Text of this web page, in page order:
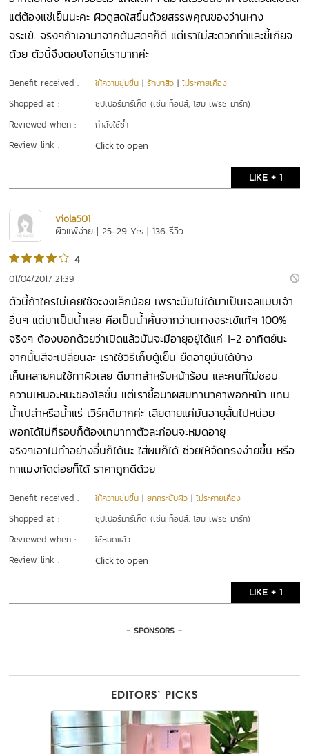
แต่ต้องแช่เย็นนะคะ ผิวดูสดใสขึ้นด้วยสรรพคุณของว่านหาง
จระเข้...จริงๆถ้าเอามาจากต้นสดๆก็ดี แต่เราไม่สะดวกทำและขี้เกียจ
ด้วย ตัวนี้จึงตอบโจทย์เรามากค่ะ
Benefit received : ให้ความชุ่มชื้น |รักษาสิว |ไม่ระคายเคือง
Shopped at : ซุปเปอร์มาร์เก็ต (เช่น ท็อปส์, โฮม เฟรช มาร์ท)
Reviewed when : กำลังใช้ซ้ำ
Review link : Click to open
LIKE + 1
viola501
ผิวแพ้ง่าย | 25-29 Yrs | 136 รีวิว
4
01/04/2017 21:39
ตัวนี้ถ้าใครไม่เคยใช้จะงงเล็กน้อย เพราะมันไม่ได้มาเป็นเจลแบบเจ้า
อื่นๆ แต่มาเป็นน้ำเลย คือเป็นน้ำคั้นจากว่านหางจระเข้แท้ๆ 100%
จริงๆ ต้องบอกด้วยว่าเปิดแล้วมันจะมีอายุอยู่ได้แค่ 1-2 อาทิตย์นะ
จากนั้นสีจะเปลี่ยนละ เราใช้วิธีเก็บตู้เย็น ยืดอายุมันได้บ้าง
เห็นหลายคนใช้ทาผิวเลย ดีมากสำหรับหน้าร้อน และคนที่ไม่ชอบ
ความเหนอะหนะของโลชั่น แต่เราซื้อมาผสมทานาคาพอกหน้า แทน
น้ำเปล่าหรือน้ำแร่ เวิร์คดีมากค่ะ เสียดายแค่มันอายุสั้นไปหน่อย
พอกได้ไม่กี่รอบก็ต้องเทมาทาตัวละก่อนจะหมดอายุ
จริงๆเอาไปทำอย่างอื่นก็ได้นะ ใส่ผมก็ได้ ช่วยให้จัดทรงง่ายขึ้น หรือ
ทาแมงกัดต่อยก็ได้ ราคาถูกดีด้วย
Benefit received : ให้ความชุ่มชื้น |ยกกระชับผิว |ไม่ระคายเคือง
Shopped at : ซุปเปอร์มาร์เก็ต (เช่น ท็อปส์, โฮม เฟรช มาร์ท)
Reviewed when : ใช้หมดแล้ว
Review link : Click to open
LIKE + 1
- SPONSORS -
EDITORS’ PICKS